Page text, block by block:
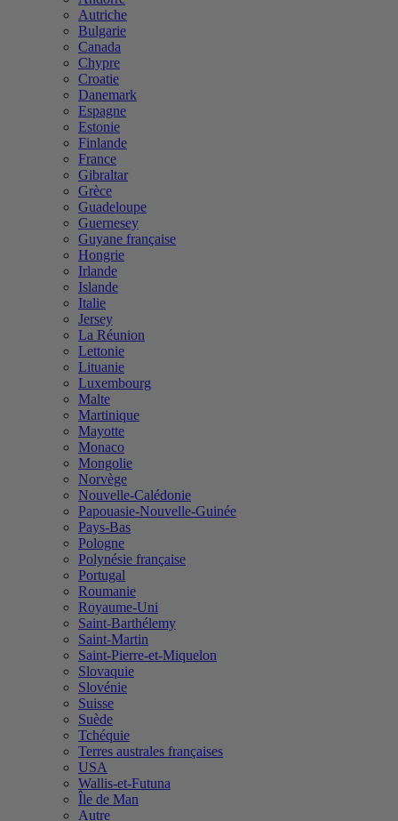
Autriche
Bulgarie
Canada
Chypre
Croatie
Danemark
Espagne
Estonie
Finlande
France
Gibraltar
Grèce
Guadeloupe
Guernesey
Guyane française
Hongrie
Irlande
Islande
Italie
Jersey
La Réunion
Lettonie
Lituanie
Luxembourg
Malte
Martinique
Mayotte
Monaco
Mongolie
Norvège
Nouvelle-Calédonie
Papouasie-Nouvelle-Guinée
Pays-Bas
Pologne
Polynésie française
Portugal
Roumanie
Royaume-Uni
Saint-Barthélemy
Saint-Martin
Saint-Pierre-et-Miquelon
Slovaquie
Slovénie
Suisse
Suède
Tchéquie
Terres australes françaises
USA
Wallis-et-Futuna
Île de Man
Autre